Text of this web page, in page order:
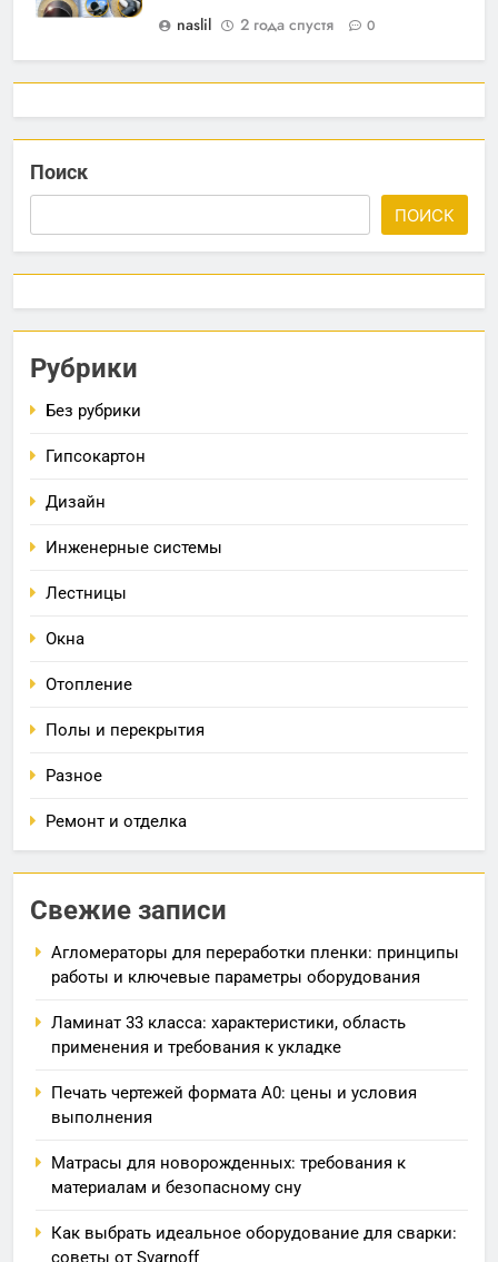
naslil
2 года спустя 0
Поиск
ПОИСК
Рубрики
Без рубрики
Гипсокартон
Дизайн
Инженерные системы
Лестницы
Окна
Отопление
Полы и перекрытия
Разное
Ремонт и отделка
Свежие записи
Агломераторы для переработки пленки: принципы
работы и ключевые параметры оборудования
Ламинат 33 класса: характеристики, область
применения и требования к укладке
Печать чертежей формата А0: цены и условия
выполнения
Матрасы для новорожденных: требования к
материалам и безопасному сну
Как выбрать идеальное оборудование для сварки:
советы от Svarnoff